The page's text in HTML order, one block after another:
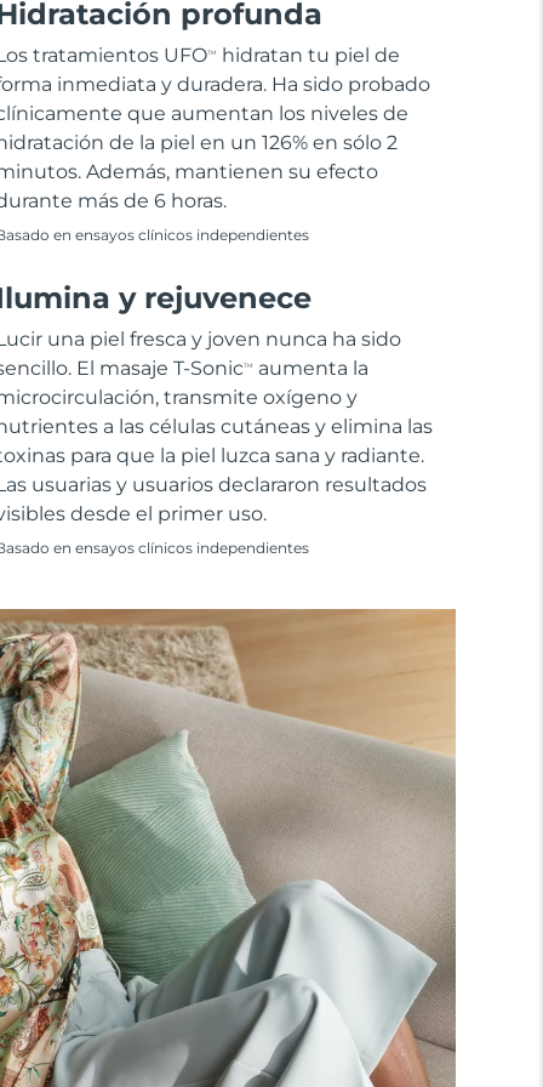
profunda
tratamientos UFOTM
hidratan tu piel de
inmediata y duradera. Ha sido probado
que aumentan los niveles de
de la piel en un 126% en sólo 2
Además, mantienen su efecto
más de 6 horas.
en ensayos clínicos independientes
y rejuvenece
una piel fresca y joven nunca ha sido
El masaje T-SonicTM
aumenta la
transmite oxígeno y
a las células cutáneas y elimina las
para que la piel luzca sana y radiante.
usuarias y usuarios declararon resultados
desde el primer uso.
en ensayos clínicos independientes